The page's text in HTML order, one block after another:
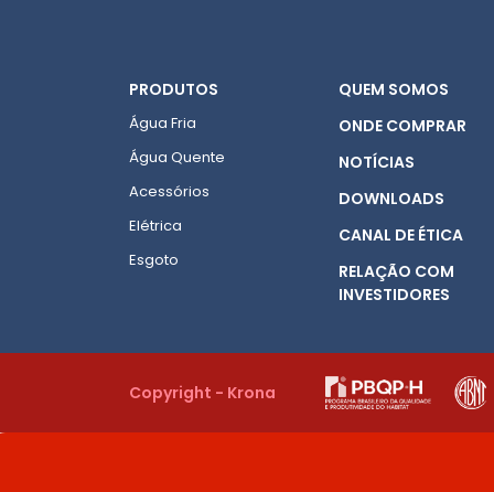
PRODUTOS
Água Fria
Água Quente
Acessórios
Elétrica
Esgoto
QUEM SOMOS
ONDE COMPRAR
NOTÍCIAS
DOWNLOADS
CANAL DE ÉTICA
RELAÇÃO COM
INVESTIDORES
Copyright - Krona